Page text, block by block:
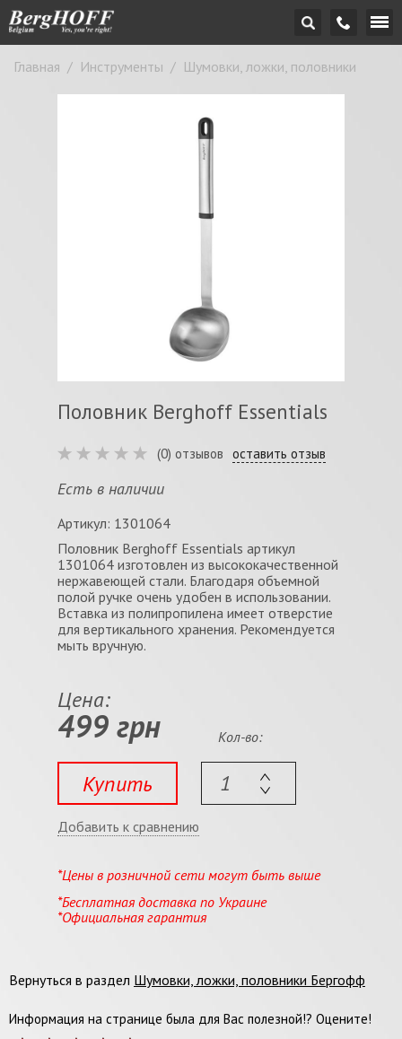
Главная / Инструменты / Шумовки, ложки, половники
Половник Berghoff Essentials
(0) отзывов оставить отзыв
Есть в наличии
Артикул: 1301064
Половник Berghoff Essentials артикул
1301064 изготовлен из высококачественной
нержавеющей стали. Благодаря объемной
полой ручке очень удобен в использовании.
Вставка из полипропилена имеет отверстие
для вертикального хранения. Рекомендуется
мыть вручную.
Цена:
499 грн
Купить
Кол-во:
Добавить к сравнению
*Цены в розничной сети могут быть выше
*Бесплатная доставка по Украине
*Официальная гарантия
Вернуться в раздел Шумовки, ложки, половники Бергофф
Информация на странице была для Вас полезной!? Оцените!